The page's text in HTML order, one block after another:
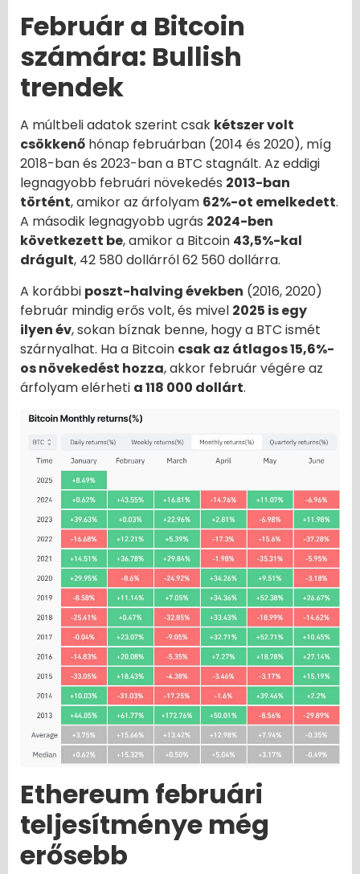
Február a Bitcoin
számára: Bullish
trendek
A múltbeli adatok szerint csak kétszer volt
csökkenő hónap februárban (2014 és 2020), míg
2018-ban és 2023-ban a BTC stagnált. Az eddigi
legnagyobb februári növekedés 2013-ban
történt, amikor az árfolyam 62%-ot emelkedett.
A második legnagyobb ugrás 2024-ben
következett be, amikor a Bitcoin 43,5%-kal
drágult, 42 580 dollárról 62 560 dollárra.
A korábbi poszt-halving években (2016, 2020)
február mindig erős volt, és mivel 2025 is egy
ilyen év, sokan bíznak benne, hogy a BTC ismét
szárnyalhat. Ha a Bitcoin csak az átlagos 15,6%-
os növekedést hozza, akkor február végére az
árfolyam elérheti a 118 000 dollárt.
Ethereum februári
teljesítménye még
erősebb